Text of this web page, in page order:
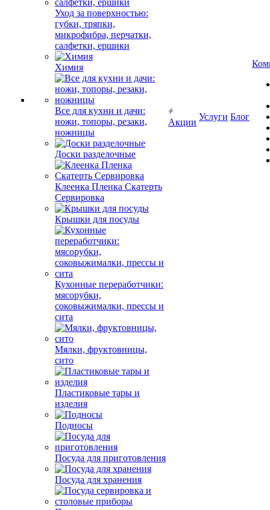
Уход за поверхностью:
губки, тряпки,
микрофибра, перчатки,
салфетки, ершики
Химия
Все для кухни и дачи:
ножи, топоры, резаки,
ножницы
Доски разделочные
Клеенка Пленка Скатерть
Сервировка
Крышки для посуды
Кухонные переработчики:
мясорубки,
соковыжималки, прессы и
сита
Мялки, фруктовницы,
сито
Пластиковые тары и
изделия
Подносы
Посуда для приготовления
Посуда для хранения
Акции
Услуги Блог